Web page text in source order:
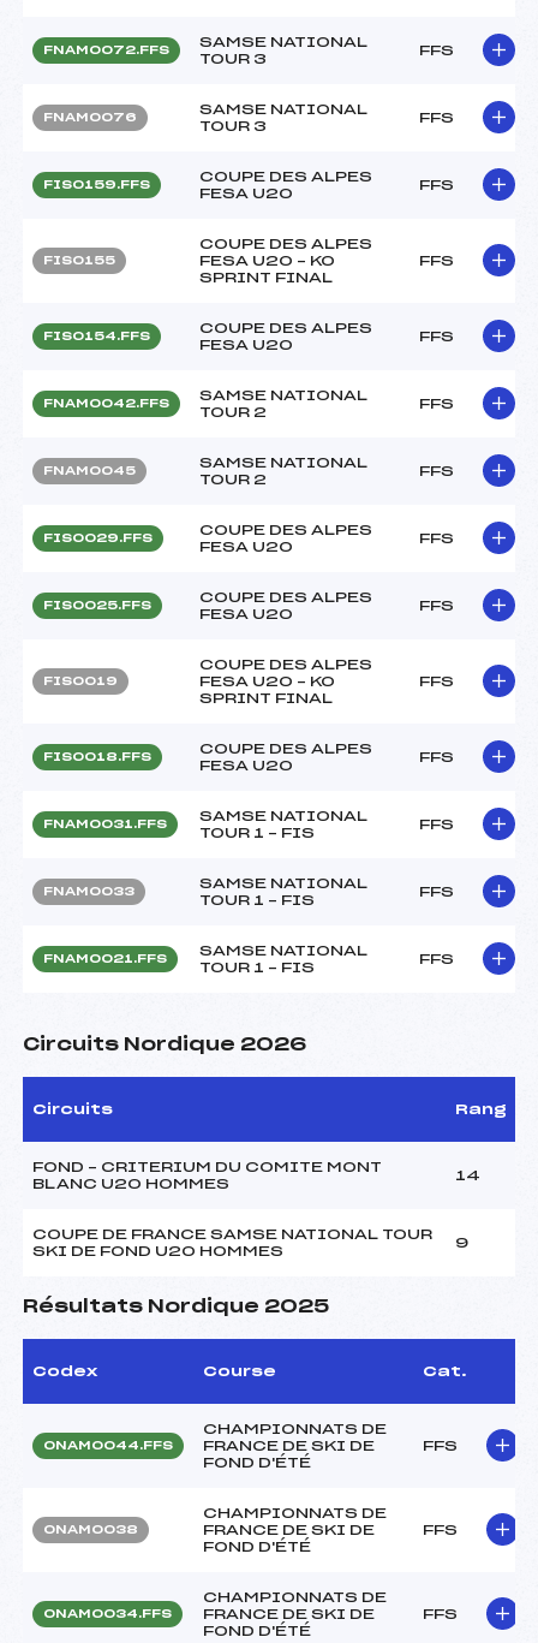
FNAM0072.FFS
SAMSE NATIONAL
TOUR 3
FFS
FNAM0076
SAMSE NATIONAL
TOUR 3
FFS
FIS0159.FFS
COUPE DES ALPES
FESA U20
FFS
FIS0155
COUPE DES ALPES
FESA U20 – KO
SPRINT FINAL
FFS
FIS0154.FFS
COUPE DES ALPES
FESA U20
FFS
FNAM0042.FFS
SAMSE NATIONAL
TOUR 2
FFS
FNAM0045
SAMSE NATIONAL
TOUR 2
FFS
FIS0029.FFS
COUPE DES ALPES
FESA U20
FFS
FIS0025.FFS
COUPE DES ALPES
FESA U20
FFS
FIS0019
COUPE DES ALPES
FESA U20 – KO
SPRINT FINAL
FFS
FIS0018.FFS
COUPE DES ALPES
FESA U20
FFS
FNAM0031.FFS
SAMSE NATIONAL
TOUR 1 – FIS
FFS
FNAM0033
SAMSE NATIONAL
TOUR 1 – FIS
FFS
FNAM0021.FFS
SAMSE NATIONAL
TOUR 1 – FIS
FFS
Circuits Nordique 2026
Circuits Rang
FOND – CRITERIUM DU COMITE MONT
BLANC U20 HOMMES
14
COUPE DE FRANCE SAMSE NATIONAL TOUR
SKI DE FOND U20 HOMMES
9
Résultats Nordique 2025
Codex Course Cat.
ONAM0044.FFS
CHAMPIONNATS DE
FRANCE DE SKI DE
FOND D'ÉTÉ
FFS
ONAM0038
CHAMPIONNATS DE
FRANCE DE SKI DE
FOND D'ÉTÉ
FFS
ONAM0034.FFS
CHAMPIONNATS DE
FRANCE DE SKI DE
FOND D'ÉTÉ
FFS